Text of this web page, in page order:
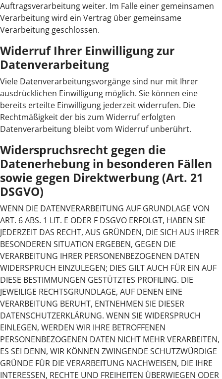
Auftragsverarbeitung weiter. Im Falle einer gemeinsamen
Verarbeitung wird ein Vertrag über gemeinsame
Verarbeitung geschlossen.
Widerruf Ihrer Einwilligung zur
Datenverarbeitung
Viele Datenverarbeitungsvorgänge sind nur mit Ihrer
ausdrücklichen Einwilligung möglich. Sie können eine
bereits erteilte Einwilligung jederzeit widerrufen. Die
Rechtmäßigkeit der bis zum Widerruf erfolgten
Datenverarbeitung bleibt vom Widerruf unberührt.
Widerspruchsrecht gegen die
Datenerhebung in besonderen Fällen
sowie gegen Direktwerbung (Art. 21
DSGVO)
WENN DIE DATENVERARBEITUNG AUF GRUNDLAGE VON
ART. 6 ABS. 1 LIT. E ODER F DSGVO ERFOLGT, HABEN SIE
JEDERZEIT DAS RECHT, AUS GRÜNDEN, DIE SICH AUS IHRER
BESONDEREN SITUATION ERGEBEN, GEGEN DIE
VERARBEITUNG IHRER PERSONENBEZOGENEN DATEN
WIDERSPRUCH EINZULEGEN; DIES GILT AUCH FÜR EIN AUF
DIESE BESTIMMUNGEN GESTÜTZTES PROFILING. DIE
JEWEILIGE RECHTSGRUNDLAGE, AUF DENEN EINE
VERARBEITUNG BERUHT, ENTNEHMEN SIE DIESER
DATENSCHUTZERKLÄRUNG. WENN SIE WIDERSPRUCH
EINLEGEN, WERDEN WIR IHRE BETROFFENEN
PERSONENBEZOGENEN DATEN NICHT MEHR VERARBEITEN,
ES SEI DENN, WIR KÖNNEN ZWINGENDE SCHUTZWÜRDIGE
GRÜNDE FÜR DIE VERARBEITUNG NACHWEISEN, DIE IHRE
INTERESSEN, RECHTE UND FREIHEITEN ÜBERWIEGEN ODER